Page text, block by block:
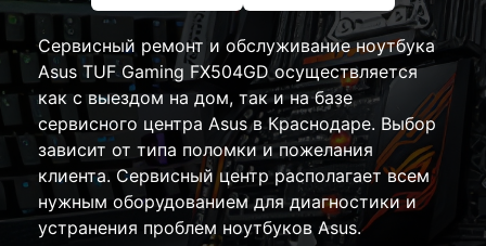
Сервисный ремонт и обслуживание ноутбука
Asus TUF Gaming FX504GD осуществляется
как с выездом на дом, так и на базе
сервисного центра Asus в Краснодаре. Выбор
зависит от типа поломки и пожелания
клиента. Сервисный центр располагает всем
нужным оборудованием для диагностики и
устранения проблем ноутбуков Asus.